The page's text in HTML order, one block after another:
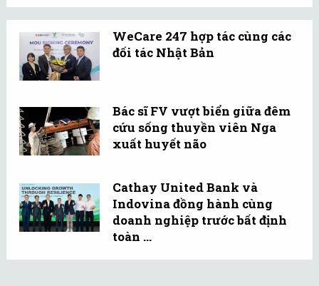
WeCare 247 hợp tác cùng các
đối tác Nhật Bản
Bác sĩ FV vượt biển giữa đêm
cứu sống thuyền viên Nga
xuất huyết não
Cathay United Bank và
Indovina đồng hành cùng
doanh nghiệp trước bất định
toàn ...